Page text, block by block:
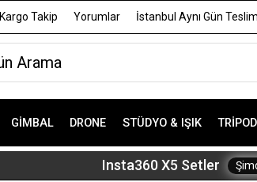
Kargo Takip Yorumlar İstanbul Aynı Gün
GIMBAL DRONE STÜDYO & IŞIK TRIPOD
Insta360 X5 Setler